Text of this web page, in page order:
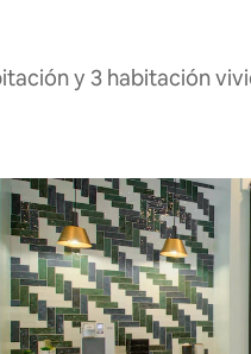
y 3 habitación